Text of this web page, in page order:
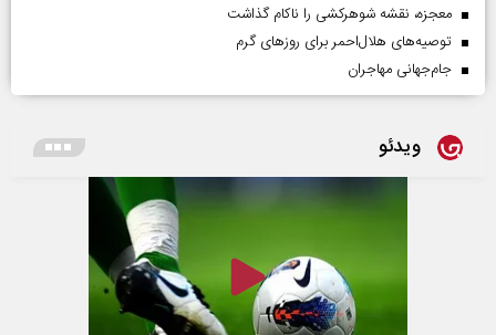
معجزه، نقشه شوهرکشی را ناکام گذاشت
توصیه‌های هلال‌احمر برای روز‌های گرم
جام‌جهانی مهاجران
ویدئو